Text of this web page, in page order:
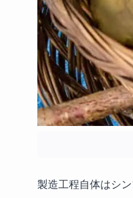
製造工程自体はシ